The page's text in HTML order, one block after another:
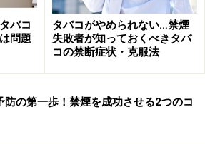
卒煙」と考えてみるのも効
ためには、ちょっとした発想の転
が、「禁煙」ではなく「卒煙」だ
す。
は、級友や先生だけでなく、青春
バコ
問題
タバコがやめられない…禁煙
失敗者が知っておくべきタバ
コの禁断症状・克服法
防の第一歩！禁煙を成功させる2つのコ